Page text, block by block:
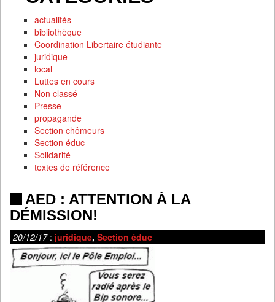
actualités
bibliothèque
Coordination Libertaire étudiante
juridique
local
Luttes en cours
Non classé
Presse
propagande
Section chômeurs
Section éduc
Solidarité
textes de référence
AED : ATTENTION À LA
DÉMISSION!
20/12/17: juridique, Section éduc